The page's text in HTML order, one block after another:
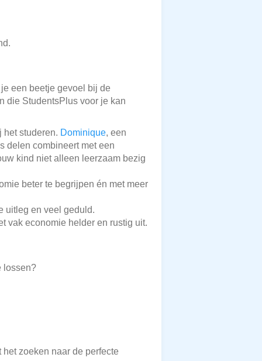
een beetje gevoel bij de
die StudentsPlus voor je kan
studeren. Dominique, een
delen combineert met een
kind niet alleen leerzaam bezig
beter te begrijpen én met meer
uitleg en veel geduld.
vak economie helder en rustig uit.
lossen?
zoeken naar de perfecte